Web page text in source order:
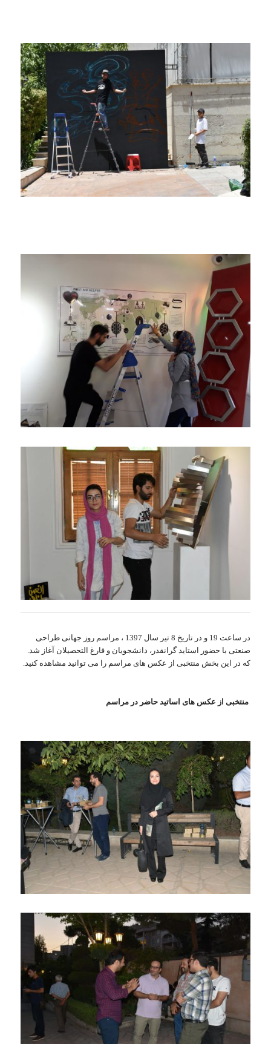
در ساعت 19 و در تاریخ 8 تیر سال 1397 ، مراسم روز جهانی طراحی
صنعتی با حضور استاید گرانقدر، دانشجویان و فارغ التحصیلان آغاز شد.
که در این بخش منتخبی از عکس های مراسم را می توانید مشاهده کنید.
منتخبی از عکس های اساتید حاضر در مراسم